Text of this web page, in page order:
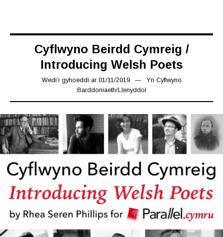
Cyflwyno Beirdd Cymreig /
Introducing Welsh Poets
Wedi’i gyhoeddi ar 01/11/201908/11/2019
Yn Cyflwyno
Barddoniaeth/Llenyddol